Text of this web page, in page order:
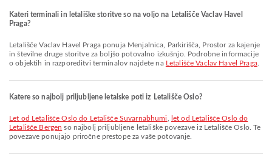
Kateri terminali in letališke storitve so na voljo na Letališče Vaclav Havel
Praga?
Letališče Vaclav Havel Praga ponuja Menjalnica, Parkirišča, Prostor za kajenje
in številne druge storitve za boljšo potovalno izkušnjo. Podrobne informacije
o objektih in razporeditvi terminalov najdete na Letališče Vaclav Havel Praga.
Katere so najbolj priljubljene letalske poti iz Letališče Oslo?
let od Letališče Oslo do Letališče Suvarnabhumi
let od Letališče Oslo do
Letališče Bergen so najbolj priljubljene letališke povezave iz Letališče Oslo. Te
povezave ponujajo priročne prestope za vaše potovanje.